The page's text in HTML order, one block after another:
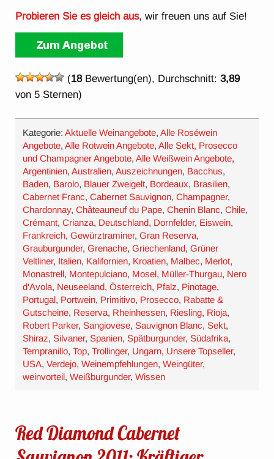
Probieren Sie es gleich aus, wir freuen uns auf Sie!
(18Bewertung(en), Durchschnitt:3,89
von 5 Sternen)
Kategorie:Aktuelle Weinangebote,Alle Roséwein
Angebote,Alle Rotwein Angebote,Alle Sekt, Prosecco
und Champagner Angebote,Alle Weißwein Angebote,
Argentinien,Australien,Auszeichnungen, Bacchus,
Baden, Barolo, Blauer Zweigelt, Bordeaux, Brasilien,
Cabernet Franc,Cabernet Sauvignon,Champagner,
Chardonnay,Châteauneuf du Pape,Chenin Blanc,Chile,
Crémant,Crianza, Deutschland, Dornfelder, Eiswein,
Frankreich,Gewürztraminer,Gran Reserva,
Grauburgunder,Grenache,Griechenland,Grüner
Veltliner, Italien, Kalifornien, Kroatien, Malbec, Merlot,
Monastrell, Montepulciano, Mosel, Müller-Thurgau, Nero
d'Avola, Neuseeland,Österreich, Pfalz, Pinotage,
Portugal, Portwein, Primitivo, Prosecco, Rabatte &
Gutscheine, Reserva, Rheinhessen, Riesling, Rioja,
Robert Parker,Sangiovese,Sauvignon Blanc,Sekt,
Shiraz,Silvaner,Spanien,Spätburgunder,Südafrika,
Tempranillo,Top,Trollinger, Ungarn, Unsere Topseller,
USA,Verdejo,Weinempfehlungen,Weingüter,
weinvorteil,Weißburgunder,Wissen
Red Diamond Cabernet